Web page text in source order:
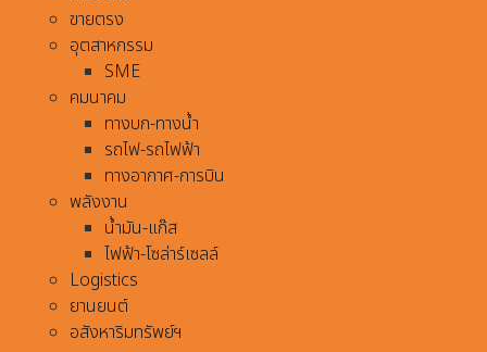
ขายตรง
อุตสาหกรรม
SME
คมนาคม
ทางบก-ทางน้ำ
รถไฟ-รถไฟฟ้า
ทางอากาศ-การบิน
พลังงาน
น้ำมัน-แก๊ส
ไฟฟ้า-โซล่าร์เซลล์
Logistics
ยานยนต์
อสังหาริมทรัพย์ฯ